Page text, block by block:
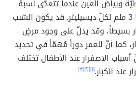
وبياض العين عندما تتعدّى نسبة
3 ملم لكلّ ديسيليتر. قد يكون السّبب
بسيطاً، وقد يدلّ على وجود مرضٍ
كما أنّ للعمر دوراً مُهمّاً في تحديد
الاصفرار عند الأطفال تختلف
عند الكبار.[١] [٢] [٣]